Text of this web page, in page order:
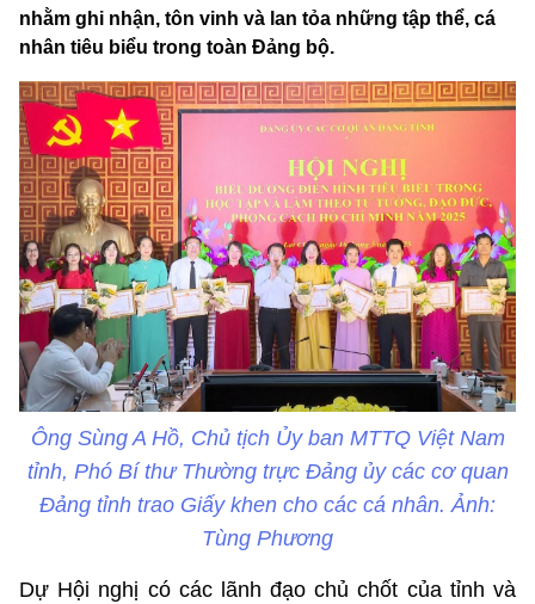
nhằm ghi nhận, tôn vinh và lan tỏa những tập thể, cá
nhân tiêu biểu trong toàn Đảng bộ.
Ông Sùng A Hồ, Chủ tịch Ủy ban MTTQ Việt Nam
tỉnh, Phó Bí thư Thường trực Đảng ủy các cơ quan
Đảng tỉnh trao Giấy khen cho các cá nhân. Ảnh:
Tùng Phương
Dự Hội nghị có các lãnh đạo chủ chốt của tỉnh và